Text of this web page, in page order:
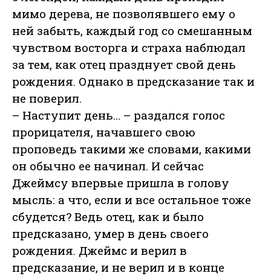
мимо дерева, не позволявшего ему о
ней забыть, каждый год со смешанным
чувством восторга и страха наблюдал
за тем, как отец празднует свой день
рождения. Однако в предсказание так и
не поверил.
– Наступит день... – раздался голос
прорицателя, начавшего свою
проповедь такими же словами, какими
он обычно ее начинал. И сейчас
Джеймсу впервые пришла в голову
мысль: а что, если и все остальное тоже
сбудется? Ведь отец, как и было
предсказано, умер в день своего
рождения. Джеймс и верил в
предсказание, и не верил и в конце